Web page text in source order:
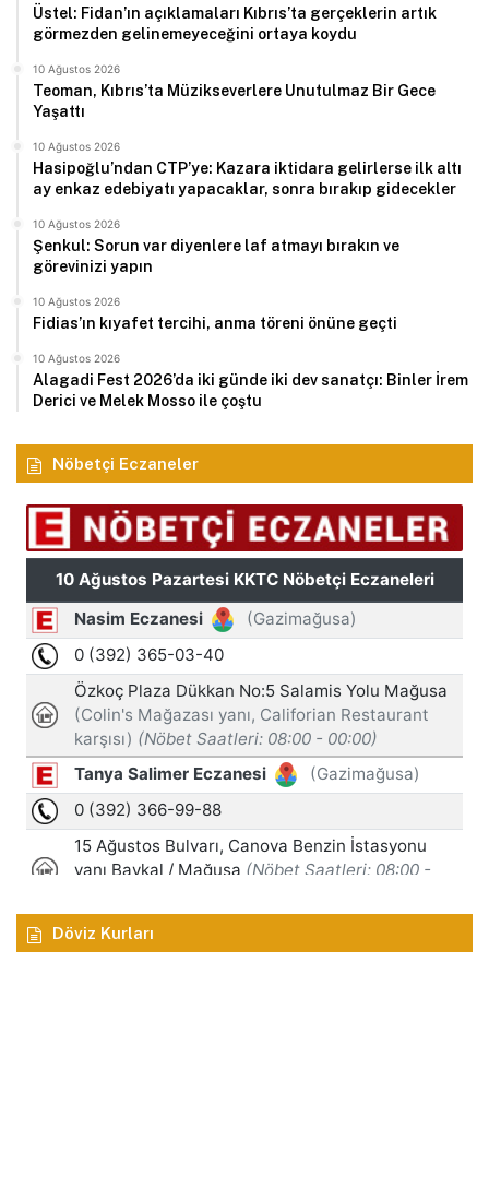
Üstel: Fidan’ın açıklamaları Kıbrıs’ta gerçeklerin artık
görmezden gelinemeyeceğini ortaya koydu
10 Ağustos 2026
Teoman, Kıbrıs’ta Müzikseverlere Unutulmaz Bir Gece
Yaşattı
10 Ağustos 2026
Hasipoğlu’ndan CTP’ye: Kazara iktidara gelirlerse ilk altı
ay enkaz edebiyatı yapacaklar, sonra bırakıp gidecekler
10 Ağustos 2026
Şenkul: Sorun var diyenlere laf atmayı bırakın ve
görevinizi yapın
10 Ağustos 2026
Fidias’ın kıyafet tercihi, anma töreni önüne geçti
10 Ağustos 2026
Alagadi Fest 2026’da iki günde iki dev sanatçı: Binler İrem
Derici ve Melek Mosso ile çoştu
Nöbetçi Eczaneler
Döviz Kurları